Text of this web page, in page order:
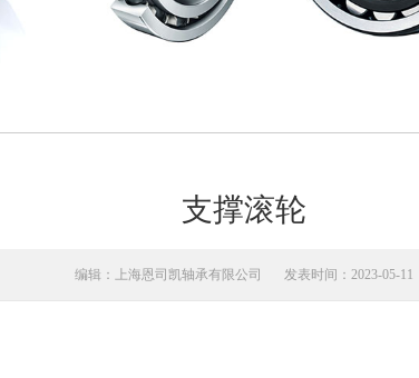
支撑滚轮
编辑：上海恩司凯轴承有限公司 发表时间：2023-05-11